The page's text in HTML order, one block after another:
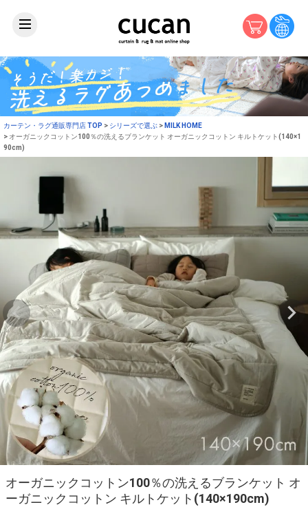
カーテン・ラグ通販専門店 TOP シリーズで選ぶ
MILK HOME
オーガニックコットン100％の洗えるブランケット オーガニックコットン キルトケット(140×1
90cm)
オーガニックコットン100％の洗えるブランケット オ
ーガニックコットン キルトケット(140×190cm)